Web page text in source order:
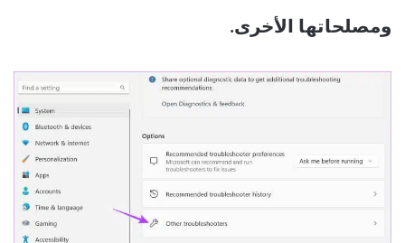
ومصلحاتها الأخرى.